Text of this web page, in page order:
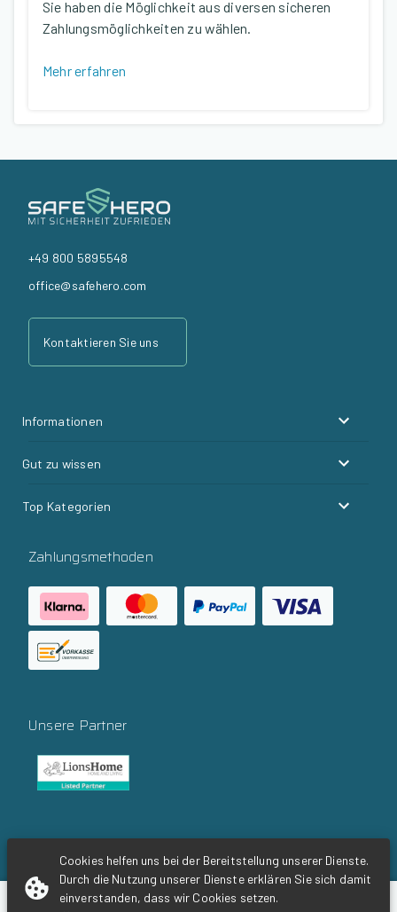
inkl. MwSt.
Sie haben die Möglichkeit aus diversen sicheren
Zahlungsmöglichkeiten zu wählen.
Mehr erfahren
Cookies helfen uns bei der Bereitstellung unserer Dienste.
Durch die Nutzung unserer Dienste erklären Sie sich damit
einverstanden, dass wir Cookies setzen.
+49 800 5895548
office@safehero.com
Kontaktieren Sie uns
Informationen
Gut zu wissen
Top Kategorien
Zahlungsmethoden
Unsere Partner